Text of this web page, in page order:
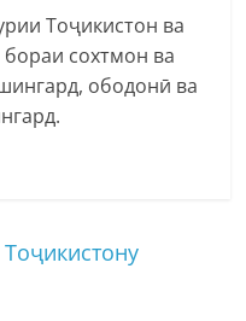
Тоҷикистон ва
сохтмон ва
ободонӣ ва